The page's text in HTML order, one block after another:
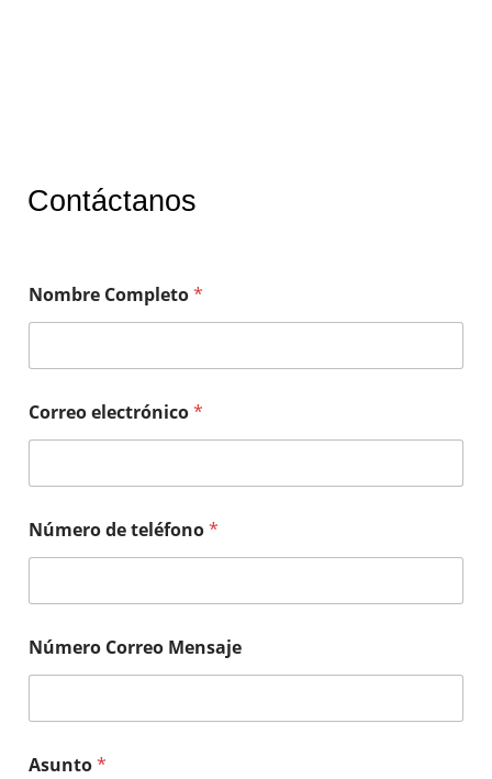
Contáctanos
Nombre Completo*
Correo electrónico*
Número de teléfono*
Número Correo Mensaje
Asunto*